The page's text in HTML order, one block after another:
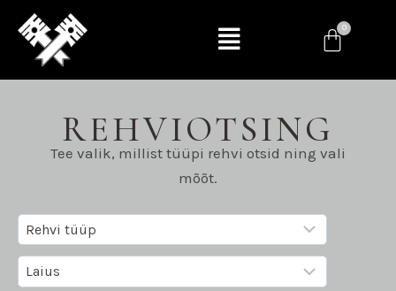
REHVIOTSING
Tee valik, millist tüüpi rehvi otsid ning vali
mõõt.